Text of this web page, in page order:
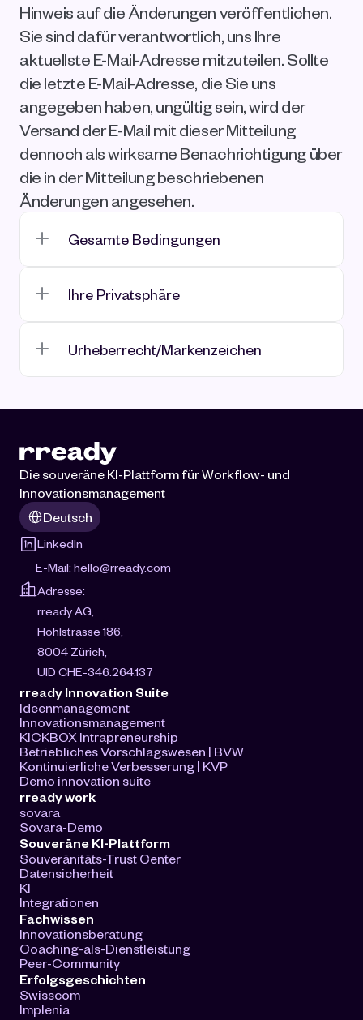
Hinweis auf die Änderungen veröffentlichen.
Sie sind dafür verantwortlich, uns Ihre
aktuellste E-Mail-Adresse mitzuteilen. Sollte
die letzte E-Mail-Adresse, die Sie uns
angegeben haben, ungültig sein, wird der
Versand der E-Mail mit dieser Mitteilung
dennoch als wirksame Benachrichtigung über
die in der Mitteilung beschriebenen
Änderungen angesehen.
Gesamte Bedingungen
Ihre Privatsphäre
Urheberrecht/Markenzeichen
Die souveräne KI-Plattform für Workflow- und
Innovationsmanagement
Select Language
Deutsch
LinkedIn
E-Mail: hello@rready.com
Adresse:
rready AG,
Hohlstrasse 186,
8004 Zürich,
UID CHE-346.264.137
rready Innovation Suite
Ideenmanagement
Innovationsmanagement
KICKBOX Intrapreneurship
Betriebliches Vorschlagswesen | BVW
Kontinuierliche Verbesserung | KVP
Demo innovation suite
rready work
sovara
Sovara-Demo
Souveräne KI-Plattform
Souveränitäts-Trust Center
Datensicherheit
KI
Integrationen
Fachwissen
Innovationsberatung
Coaching-als-Dienstleistung
Peer-Community
Erfolgsgeschichten
Swisscom
Implenia